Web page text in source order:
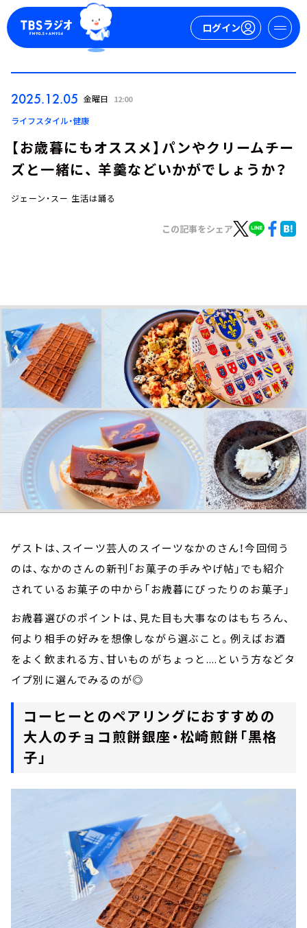
ログイン
ログイン
お知らせ
イベント・グッズ
YouTube
会社情報
2025.12.05 金曜日 12:00
ライフスタイル・健康
【お歳暮にもオススメ】パンやクリームチー
ズと一緒に、 羊羹などいかがでしょうか？
ジェーン・スー 生活は踊る
この記事をシェア
ゲストは、スイーツ芸人のスイーツなかのさん！今回伺う
のは、なかのさんの新刊「お菓子の手みやげ帖」でも紹介
されているお菓子の中から「お歳暮にぴったりのお菓子」
お歳暮選びのポイントは、見た目も大事なのはもちろん、
何より相手の好みを想像しながら選ぶこと。例えばお酒
をよく飲まれる方、甘いものがちょっと....という方などタ
イプ別に選んでみるのが◎
コーヒーとのペアリングにおすすめの
大人のチョコ煎餅銀座・松崎煎餅「黒格
子」